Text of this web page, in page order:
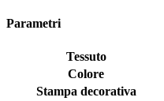
Parametri
Tessuto
Colore
Stampa decorativa